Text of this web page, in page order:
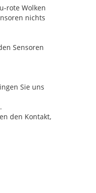
rote Wolken
nichts
Sensoren
Sie uns
den Kontakt,